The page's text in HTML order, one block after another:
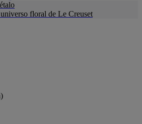
floral de Le Creuset